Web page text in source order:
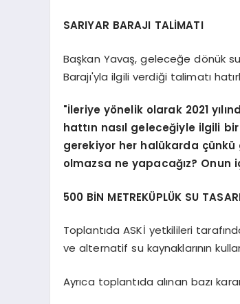
SARIYAR BARAJI TALİMATI
Başkan Yavaş, geleceğe dönük
Barajı'yla ilgili verdiği talimatı
"İleriye yönelik olarak 2021
hattın nasıl geleceğiyle ilgili
gerekiyor her halükarda çünkü
olmazsa ne yapacağız? Onun
500 BİN METREKÜPLÜK SU
Toplantıda ASKİ yetkilileri
ve alternatif su kaynaklarının
Ayrıca toplantıda alınan bazı